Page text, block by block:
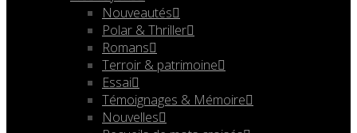
Nouveautés
Polar & Thriller
Romans
Terroir & patrimoine
Essai
Témoignages & Mémoire
Nouvelles